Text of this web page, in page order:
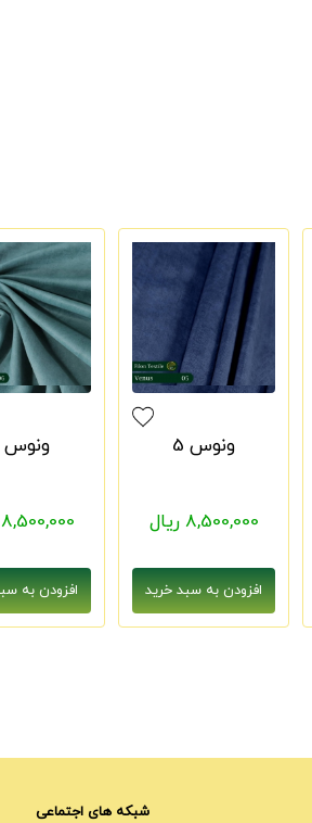
ونوس 5
8,500,000 ریال
ونوس 6
8,500,000 ریال
شبکه های اجتماعی